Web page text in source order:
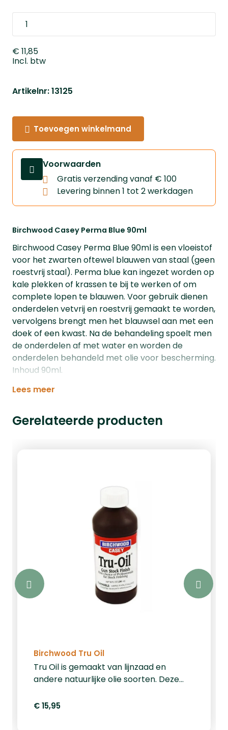
Birchwood Casey Perma Blue 90ml
Birchwood Casey Perma Blue 90ml is een vloeistof
voor het zwarten oftewel blauwen van staal (geen
roestvrij staal). Perma blue kan ingezet worden op
kale plekken of krassen te bij te werken of om
complete lopen te blauwen. Voor gebruik dienen
onderdelen vetvrij en roestvrij gemaakt te worden,
vervolgens brengt men het blauwsel aan met een
doek of een kwast. Na de behandeling spoelt men
de onderdelen af met water en worden de
onderdelen behandeld met olie voor bescherming.
Inhoud 90ml.
Lees meer
€ 11,85
Incl. btw
Artikelnr: 13125
Toevoegen winkelmand
Voorwaarden
Gratis verzending vanaf € 100
Levering binnen 1 tot 2 werkdagen
Gerelateerde producten
Birchwood Tru Oil
Tru Oil is gemaakt van lijnzaad en
andere natuurlijke olie soorten. Deze
houten kolf. Wanneer u uw wapen
€ 15,95